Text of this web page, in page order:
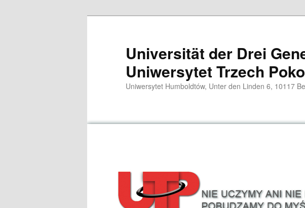
Universität der Drei
Uniwersytet Trzech
Uniwersytet Humboldtów, Unter den Linden 6, 10117